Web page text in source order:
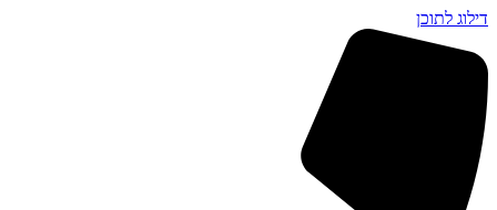
דילוג לתוכן